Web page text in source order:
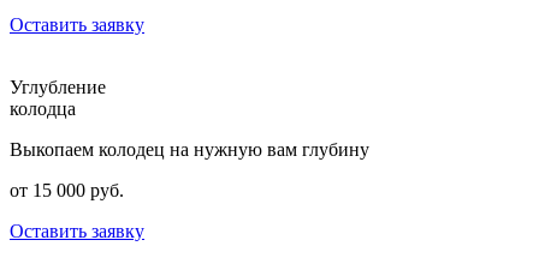
Оставить заявку
Углубление
колодца
Выкопаем колодец на нужную вам глубину
от 15 000 руб.
Оставить заявку